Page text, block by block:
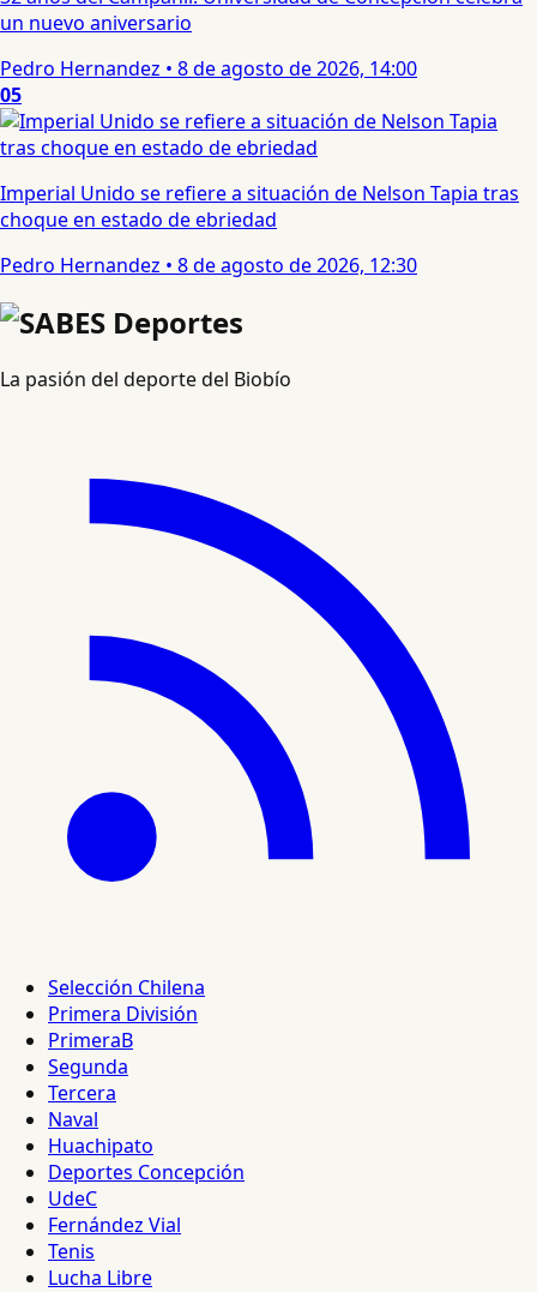
un nuevo aniversario
Pedro Hernandez • 8 de agosto de 2026, 14:00
05
Imperial Unido se refiere a situación de Nelson Tapia tras
choque en estado de ebriedad
Pedro Hernandez • 8 de agosto de 2026, 12:30
La pasión del deporte del Biobío
Selección Chilena
Primera División
PrimeraB
Segunda
Tercera
Naval
Huachipato
Deportes Concepción
UdeC
Fernández Vial
Tenis
Lucha Libre